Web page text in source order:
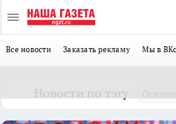
Все новости Заказать рекламу Мы в